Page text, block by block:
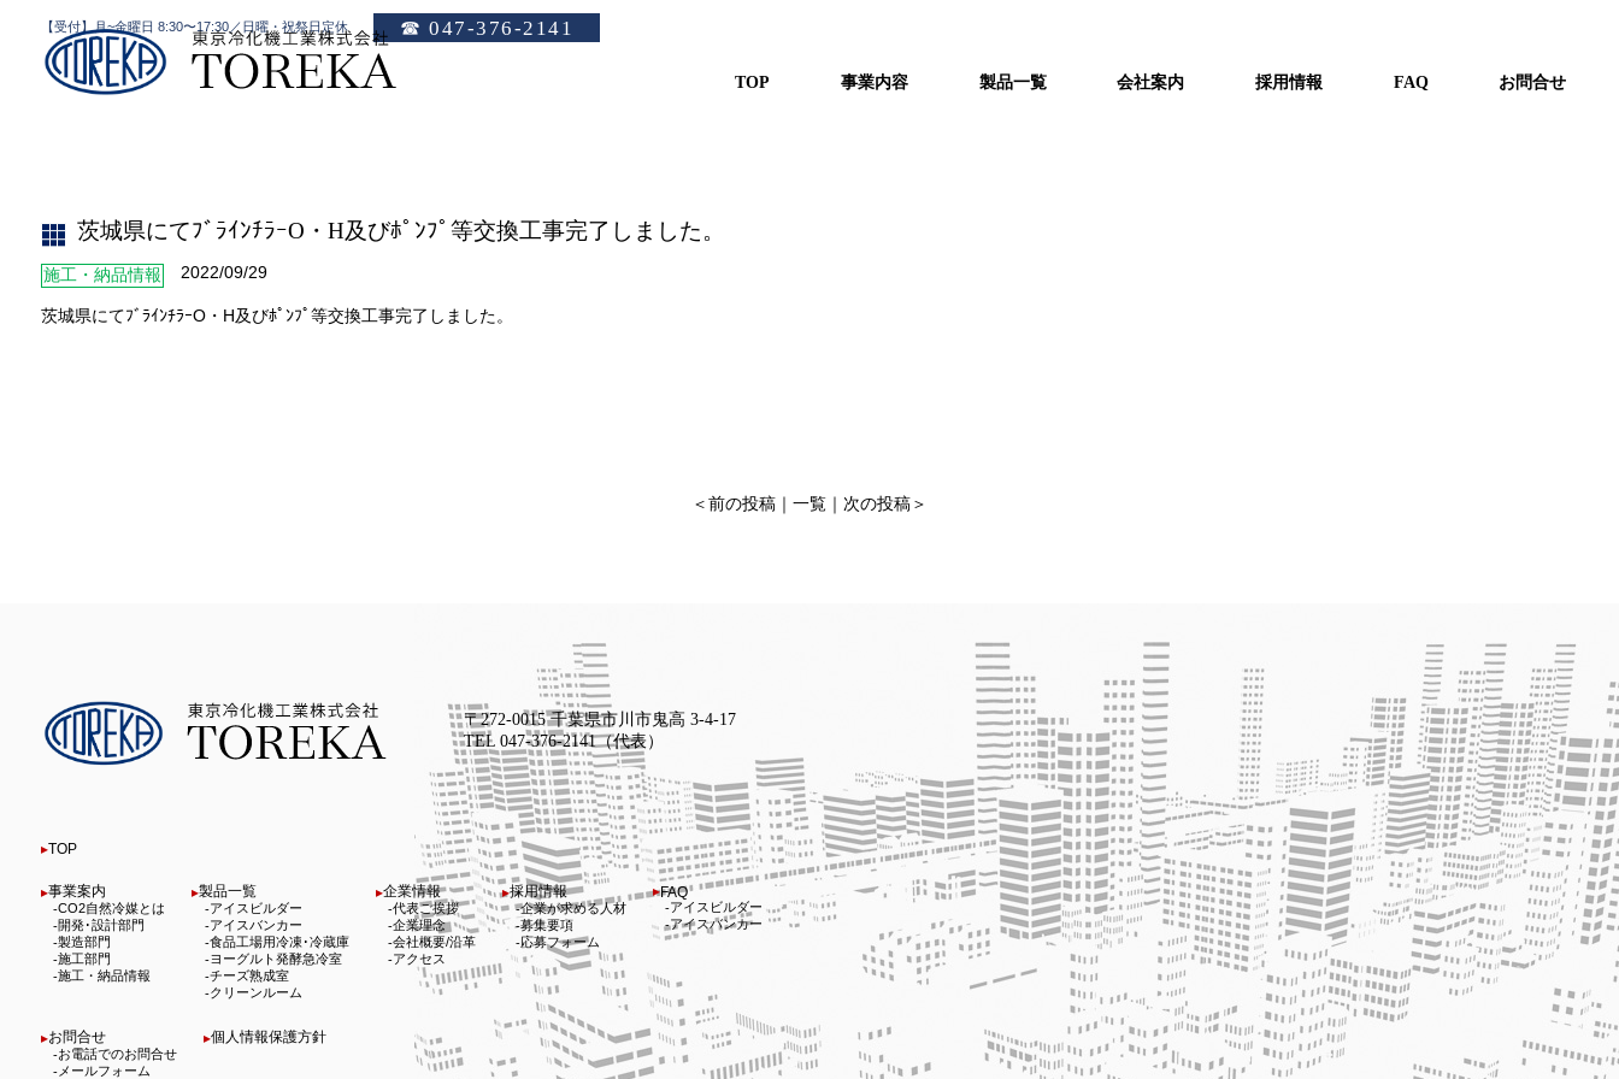
【受付】月~金曜日 8:30〜17:30／日曜・祝祭日定休 ☎ 047-376-2141
TOP 事業内容 製品一覧 会社案内 採用情報 FAQ お問合せ
HOME 茨城県にてﾌﾞﾗｲﾝﾁﾗｰO・H及びﾎﾟﾝﾌﾟ等交換工事完了しました。
茨城県にてﾌﾞﾗｲﾝﾁﾗｰO・H及びﾎﾟﾝﾌﾟ等交換工事完了しました。
施工・納品情報 2022/09/29
茨城県にてﾌﾞﾗｲﾝﾁﾗｰO・H及びﾎﾟﾝﾌﾟ等交換工事完了しました。
＜ 前の投稿｜ 一覧｜ 次の投稿＞
〒272-0015 千葉県市川市鬼高 3-4-17
TEL 047-376-2141（代表）
TOP
事業案内
CO2自然冷媒とは
開発･設計部門
製造部門
施工部門
施工・納品情報
製品一覧
アイスビルダー
アイスバンカー
食品工場用冷凍･冷蔵庫
ヨーグルト発酵急冷室
チーズ熟成室
クリーンルーム
企業情報
代表ご挨拶
企業理念
会社概要/沿革
アクセス
採用情報
企業が求める人材
募集要項
応募フォーム
FAQ
アイスビルダー
アイスバンカー
お問合せ
お電話でのお問合せ
メールフォーム
個人情報保護方針